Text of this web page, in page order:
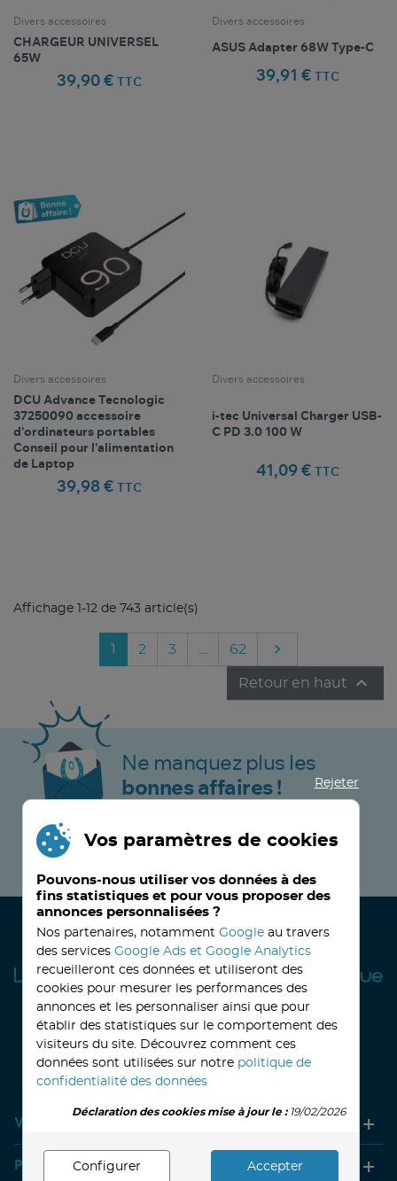
Divers accessoires
CHARGEUR UNIVERSEL
65W
39,90 € TTC
Divers accessoires
ASUS Adapter 68W Type-C
39,91 € TTC
Divers accessoires
DCU Advance Tecnologic
37250090 accessoire
d'ordinateurs portables
Conseil pour l'alimentation
de Laptop
39,98 € TTC
Divers accessoires
i-tec Universal Charger USB-
C PD 3.0 100 W
41,09 € TTC
Affichage 1-12 de 743 article(s)
1 2 3 62 Suivant

Retour en haut 
Ne manquez plus les
bonnes affaires !
JE M’INSCRIS MAINTENANT !
32, avenue Haussmann33390 BLAYE
Lundi14h-18hMardi à vendredi8h30-12h00 - 14h-18h
Le Samedi9h30 - 12h30
Votre compte
Produits
Rejeter
Vos paramètres de cookies
Pouvons-nous utiliser vos données à des
fins statistiques et pour vous proposer des
annonces personnalisées ?
Nos partenaires, notamment Google au travers
des services Google Ads et Google Analytics
recueilleront ces données et utiliseront des
cookies pour mesurer les performances des
annonces et les personnaliser ainsi que pour
établir des statistiques sur le comportement des
visiteurs du site. Découvrez comment ces
données sont utilisées sur notre politique de
confidentialité des données
Déclaration des cookies mise à jour le :19/02/2026
Configurer Accepter